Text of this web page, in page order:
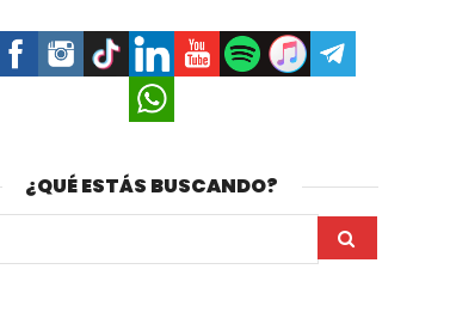
¿QUÉ ESTÁS BUSCANDO?